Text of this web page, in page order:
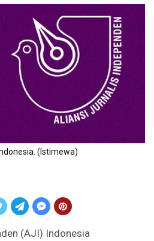
(Istimewa)
(AJI) Indonesia